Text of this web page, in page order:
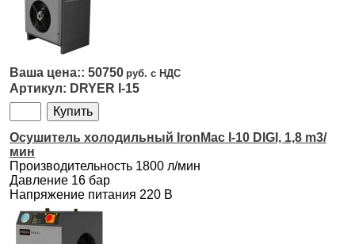
50750
DRYER I-15
Осушитель холодильный IronMac I-10 DIGI, 1,8 m3/
мин
Производительность 1800 л/мин
Давление 16 бар
Напряжение питания 220 В